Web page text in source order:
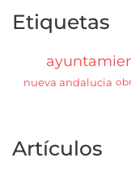
Etiquetas
nueva andalucia
Artículos